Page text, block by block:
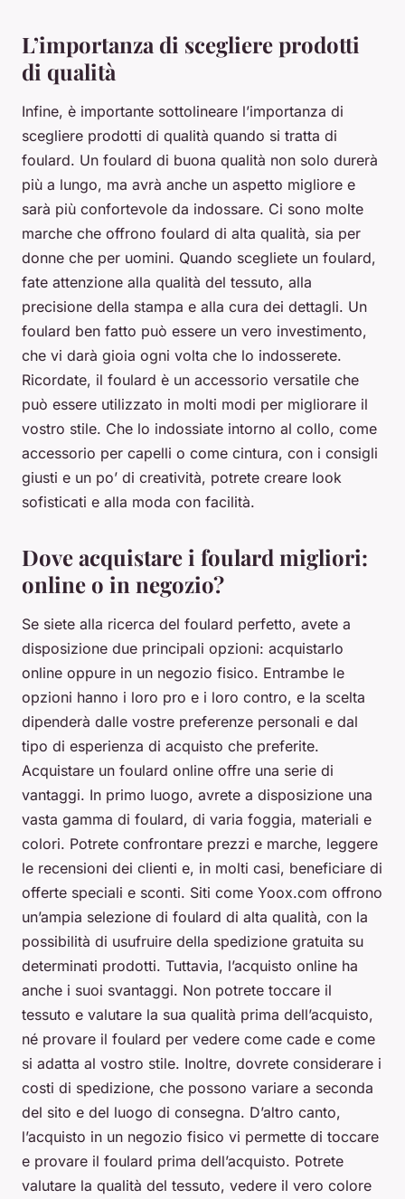
L’importanza di scegliere prodotti
di qualità
Infine, è importante sottolineare l’importanza di
scegliere prodotti di qualità quando si tratta di
foulard. Un foulard di buona qualità non solo durerà
più a lungo, ma avrà anche un aspetto migliore e
sarà più confortevole da indossare. Ci sono molte
marche che offrono foulard di alta qualità, sia per
donne che per uomini. Quando scegliete un foulard,
fate attenzione alla qualità del tessuto, alla
precisione della stampa e alla cura dei dettagli. Un
foulard ben fatto può essere un vero investimento,
che vi darà gioia ogni volta che lo indosserete.
Ricordate, il foulard è un accessorio versatile che
può essere utilizzato in molti modi per migliorare il
vostro stile. Che lo indossiate intorno al collo, come
accessorio per capelli o come cintura, con i consigli
giusti e un po’ di creatività, potrete creare look
sofisticati e alla moda con facilità.
Dove acquistare i foulard migliori:
online o in negozio?
Se siete alla ricerca del foulard perfetto, avete a
disposizione due principali opzioni: acquistarlo
online oppure in un negozio fisico. Entrambe le
opzioni hanno i loro pro e i loro contro, e la scelta
dipenderà dalle vostre preferenze personali e dal
tipo di esperienza di acquisto che preferite.
Acquistare un foulard online offre una serie di
vantaggi. In primo luogo, avrete a disposizione una
vasta gamma di foulard, di varia foggia, materiali e
colori. Potrete confrontare prezzi e marche, leggere
le recensioni dei clienti e, in molti casi, beneficiare di
offerte speciali e sconti. Siti come Yoox.com offrono
un’ampia selezione di foulard di alta qualità, con la
possibilità di usufruire della spedizione gratuita su
determinati prodotti. Tuttavia, l’acquisto online ha
anche i suoi svantaggi. Non potrete toccare il
tessuto e valutare la sua qualità prima dell’acquisto,
né provare il foulard per vedere come cade e come
si adatta al vostro stile. Inoltre, dovrete considerare i
costi di spedizione, che possono variare a seconda
del sito e del luogo di consegna. D’altro canto,
l’acquisto in un negozio fisico vi permette di toccare
e provare il foulard prima dell’acquisto. Potrete
valutare la qualità del tessuto, vedere il vero colore